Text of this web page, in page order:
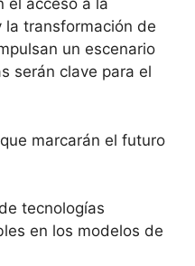
el acceso a la
la transformación de
un escenario
serán clave para el
marcarán el futuro
tecnologías
en los modelos de